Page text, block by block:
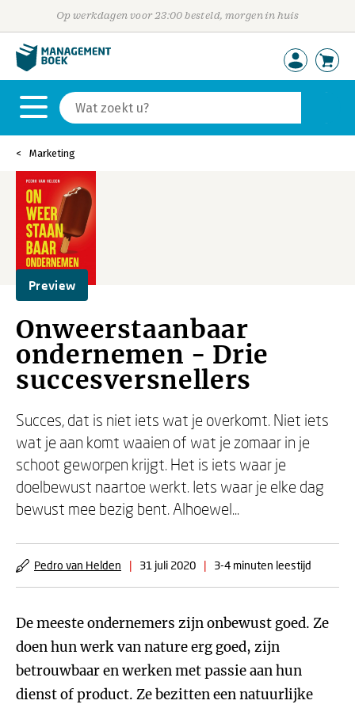
Op werkdagen voor 23:00 besteld, morgen in huis
Marketing
Preview
Onweerstaanbaar
ondernemen - Drie
succesversnellers
Succes, dat is niet iets wat je overkomt. Niet iets
wat je aan komt waaien of wat je zomaar in je
schoot geworpen krijgt. Het is iets waar je
doelbewust naartoe werkt. Iets waar je elke dag
bewust mee bezig bent. Alhoewel...
Pedro van Helden | 31 juli 2020 | 3-4 minuten leestijd
De meeste ondernemers zijn onbewust goed. Ze
doen hun werk van nature erg goed, zijn
betrouwbaar en werken met passie aan hun
dienst of product. Ze bezitten een natuurlijke